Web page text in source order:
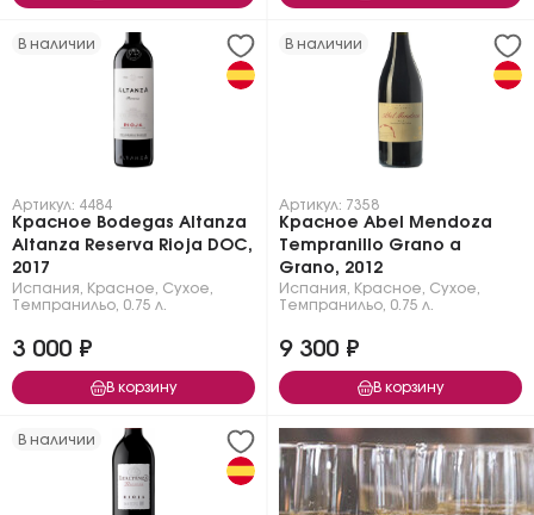
В наличии
Артикул: 4484
Красное Bodegas Altanza
Altanza Reserva Rioja DOC,
2017
Испания Красное Сухое
Темпранильо 0.75 л.
3 000 ₽
В корзину
В наличии
Артикул: 7358
Красное Abel Mendoza
Tempranillo Grano a
Grano, 2012
Испания Красное Сухое
Темпранильо 0.75 л.
9 300 ₽
В корзину
В наличии